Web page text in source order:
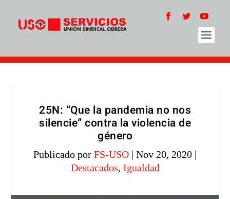
25N: “Que la pandemia no nos
silencie” contra la violencia de
género
Publicado por FS-USO | Nov 20, 2020 |
Destacados, Igualdad